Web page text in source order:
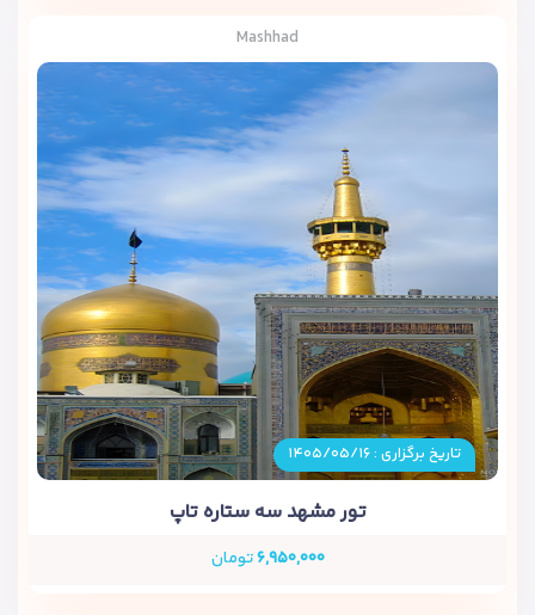
Mashhad
تاریخ برگزاری : ۱۴۰۵/۰۵/۱۶
تور مشهد سه ستاره تاپ
۶,۹۵۰,۰۰۰تومان